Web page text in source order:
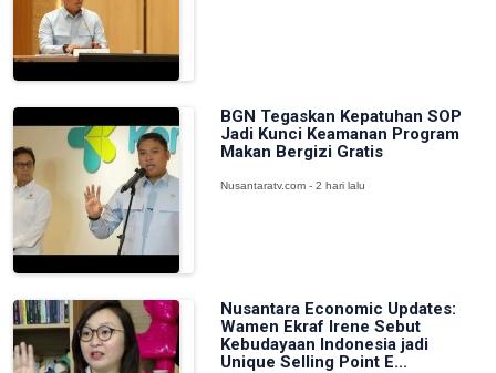
BGN Tegaskan Kepatuhan SOP
Jadi Kunci Keamanan Program
Makan Bergizi Gratis
Nusantaratv.com - 2 hari lalu
Nusantara Economic Updates:
Wamen Ekraf Irene Sebut
Kebudayaan Indonesia jadi
Unique Selling Point E...